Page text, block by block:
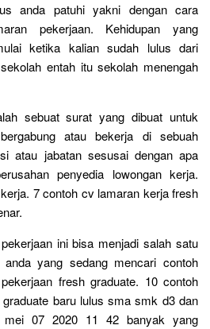
anda patuhi yakni dengan cara
pekerjaan. Kehidupan yang
ketika kalian sudah lulus dari
entah itu sekolah menengah
sebuat surat yang dibuat untuk
atau bekerja di sebuah
atau jabatan sesusai dengan apa
penyedia lowongan kerja.
7 contoh cv lamaran kerja fresh
ini bisa menjadi salah satu
yang sedang mencari contoh
fresh graduate. 10 contoh
baru lulus sma smk d3 dan
07 2020 11 42 banyak yang